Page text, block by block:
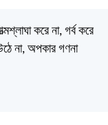
করে না, গর্ব করে
উঠে না, অপকার গণনা